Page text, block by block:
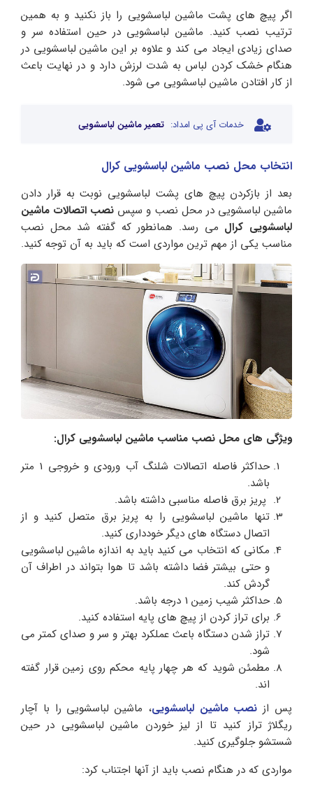
اگر پیچ های پشت ماشین لباسشویی را باز نکنید و به همین
ترتیب نصب کنید. ماشین لباسشویی در حین استفاده سر و
صدای زیادی ایجاد می کند و علاوه بر این ماشین لباسشویی در
هنگام خشک کردن لباس به شدت لرزش دارد و در نهایت باعث
از کار افتادن ماشین لباسشویی می شود.
خدمات آی پی امداد: تعمیر ماشین لباسشویی
انتخاب محل نصب ماشین لباسشویی کرال
بعد از بازکردن پیچ های پشت لباسشویی نوبت به قرار دادن
ماشین لباسشویی در محل نصب و سپس نصب اتصالات ماشین
لباسشویی کرال می رسد. همانطور که گفته شد محل نصب
مناسب یکی از مهم ترین مواردی است که باید به آن توجه کنید.
ویژگی های محل نصب مناسب ماشین لباسشویی کرال:
حداکثر فاصله اتصالات شلنگ آب ورودی و خروجی 1 متر
باشد.
پریز برق فاصله مناسبی داشته باشد.
تنها ماشین لباسشویی را به پریز برق متصل کنید و از
اتصال دستگاه های دیگر خودداری کنید.
مکانی که انتخاب می کنید باید به اندازه ماشین لباسشویی
و حتی بیشتر فضا داشته باشد تا هوا بتواند در اطراف آن
گردش کند.
حداکثر شیب زمین 1 درجه باشد.
برای تراز کردن از پیچ های پایه استفاده کنید.
تراز شدن دستگاه باعث عملکرد بهتر و سر و صدای کمتر می
شود.
مطمئن شوید که هر چهار پایه محکم روی زمین قرار گفته
اند.
پس از نصب ماشین لباسشویی، ماشین لباسشویی را با آچار
ریگلاژ تراز کنید تا از لیز خوردن ماشین لباسشویی در حین
شستشو جلوگیری کنید.
مواردی که در هنگام نصب باید از آنها اجتناب کرد: